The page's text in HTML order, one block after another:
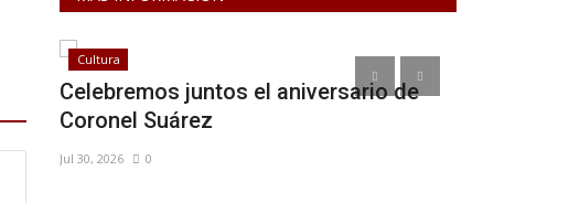
Cultura
Celebremos juntos el aniversario de
Coronel Suárez
Jul 30, 2026 0